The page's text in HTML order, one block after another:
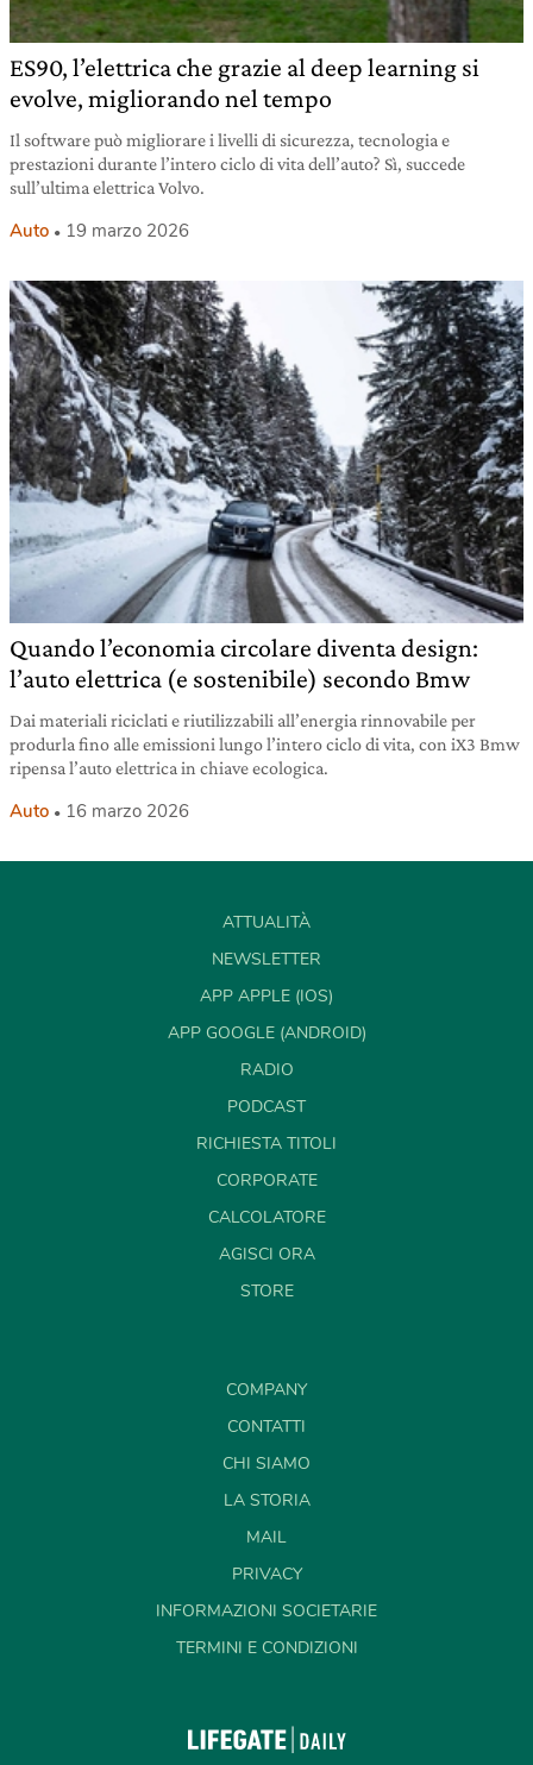
ES90, l’elettrica che grazie al deep learning si
evolve, migliorando nel tempo
Il software può migliorare i livelli di sicurezza, tecnologia e
prestazioni durante l’intero ciclo di vita dell’auto? Sì, succede
sull’ultima elettrica Volvo.
Auto 19 marzo 2026
Quando l’economia circolare diventa design:
l’auto elettrica (e sostenibile) secondo Bmw
Dai materiali riciclati e riutilizzabili all’energia rinnovabile per
produrla fino alle emissioni lungo l’intero ciclo di vita, con iX3 Bmw
ripensa l’auto elettrica in chiave ecologica.
Auto 16 marzo 2026
ATTUALITÀ
NEWSLETTER
APP APPLE (IOS)
APP GOOGLE (ANDROID)
RADIO
PODCAST
RICHIESTA TITOLI
CORPORATE
CALCOLATORE
AGISCI ORA
STORE
COMPANY
CONTATTI
CHI SIAMO
LA STORIA
MAIL
PRIVACY
INFORMAZIONI SOCIETARIE
TERMINI E CONDIZIONI